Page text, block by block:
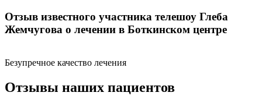
Отзыв известного участника телешоу Глеба
Жемчугова о лечении в Боткинском центре
Безупречное качество лечения
Отзывы наших пациентов